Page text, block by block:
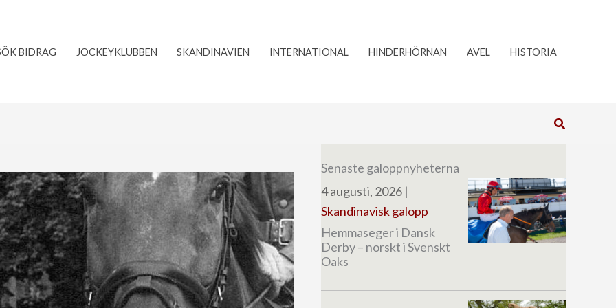
BIDRAG JOCKEYKLUBBEN SKANDINAVIEN INTERNATIONAL HINDERHÖRNAN AVEL HISTORIA
Sök
Senaste galoppnyheterna
4 augusti, 2026 |
Skandinavisk galopp
Hemmaseger i Dansk
Derby – norskt i Svenskt
Oaks